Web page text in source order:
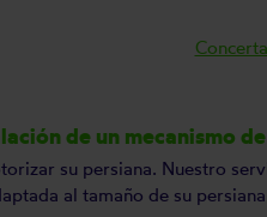
de un mecanismo
su persiana. Nuestro
al tamaño de su persiana